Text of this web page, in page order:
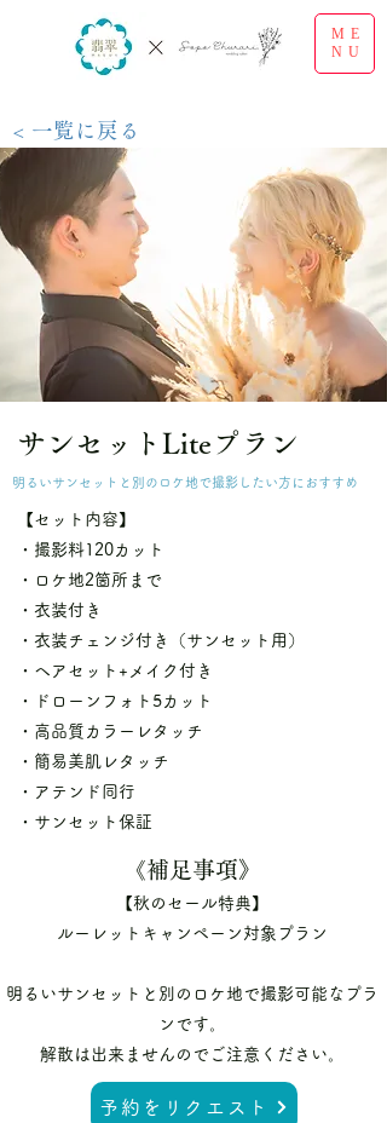
ME
NU
< 一覧に戻る
サンセットLiteプラン
明るいサンセットと別のロケ地で撮影したい方におすすめ
【セット内容】
・撮影料120カット
・ロケ地2箇所まで
・衣装付き
・衣装チェンジ付き（サンセット用）
・ヘアセット+メイク付き
・ドローンフォト5カット
・高品質カラーレタッチ
・簡易美肌レタッチ
・アテンド同行
・サンセット保証
《補足事項》
【秋のセール特典】
ルーレットキャンペーン対象プラン
明るいサンセットと別のロケ地で撮影可能なプラ
ンです。
解散は出来ませんのでご注意ください。
予約をリクエスト